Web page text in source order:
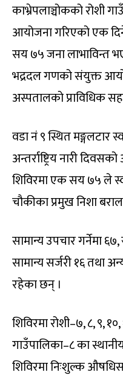
काभ्रेपलाञ्चोकको रोशी
आयोजना गरिएको एक
सय ७५ जना लाभाविन्त
भद्रदल गणको संयुक्त
अस्पतालको प्राविधिक
वडा नं ९ स्थित मङ्गलटार
अन्तर्राष्ट्रिय नारी
शिविरमा एक सय ७५ ले
चौकीका प्रमुख निशा
सामान्य उपचार गर्नेमा ६७,
सामान्य सर्जरी १६ तथा
रहेका छन् ।
शिविरमा रोशी–७, ८, ९,
गाउँपालिका–८ का
शिविरमा निःशुल्क